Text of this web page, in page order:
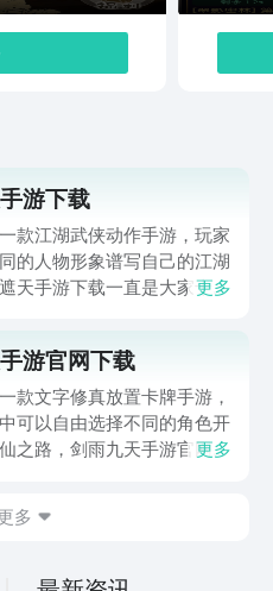
游下载
款江湖武侠动作手游，玩家
的人物形象谱写自己的江湖
天手游下载一直是大家十分
小编的步伐一起来看看吧。
更多
游官网下载
款文字修真放置卡牌手游，
可以自由选择不同的角色开
之路，剑雨九天手游官网下
对你有所帮助。
更多
多